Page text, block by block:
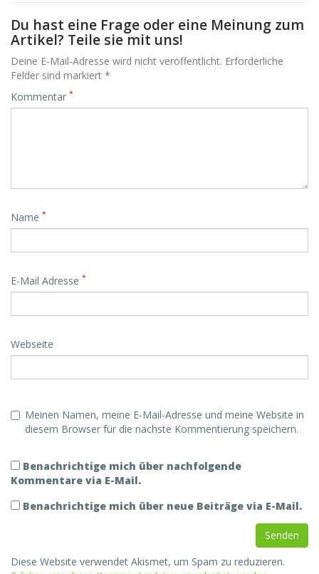
Du hast eine Frage oder eine Meinung zum
Artikel? Teile sie mit uns!
Deine E-Mail-Adresse wird nicht veröffentlicht. Erforderliche
Felder sind markiert *
Kommentar *
Name *
E-Mail Adresse *
Webseite
Meinen Namen, meine E-Mail-Adresse und meine Website in
diesem Browser für die nächste Kommentierung speichern.
Benachrichtige mich über nachfolgende
Kommentare via E-Mail.
Benachrichtige mich über neue Beiträge via E-Mail.
Diese Website verwendet Akismet, um Spam zu reduzieren.